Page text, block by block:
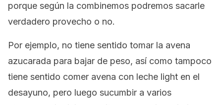
porque según la combinemos podremos sacarle
verdadero provecho o no.
Por ejemplo, no tiene sentido tomar la avena
azucarada para bajar de peso, así como tampoco
tiene sentido comer avena con leche light en el
desayuno, pero luego sucumbir a varios